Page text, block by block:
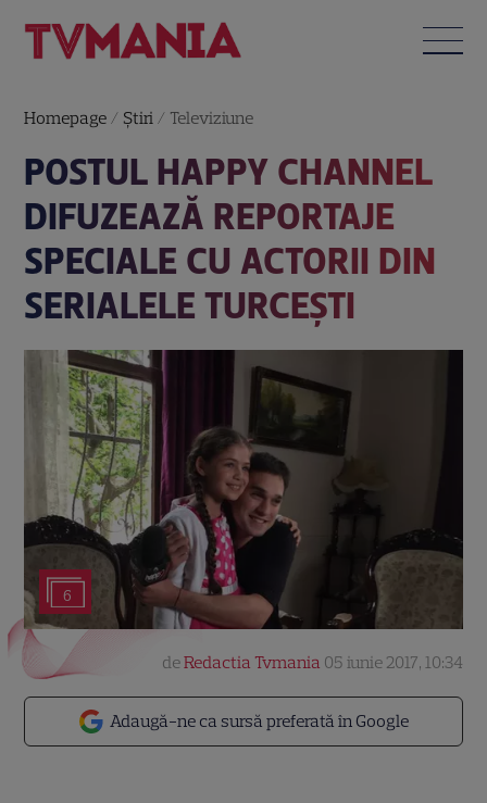
Homepage / Știri / Televiziune
POSTUL HAPPY CHANNEL
DIFUZEAZĂ REPORTAJE
SPECIALE CU ACTORII DIN
SERIALELE TURCEȘTI
6
Adaugă-ne ca sursă preferată în Google
deRedactia Tvmania 05 iunie 2017, 10:34